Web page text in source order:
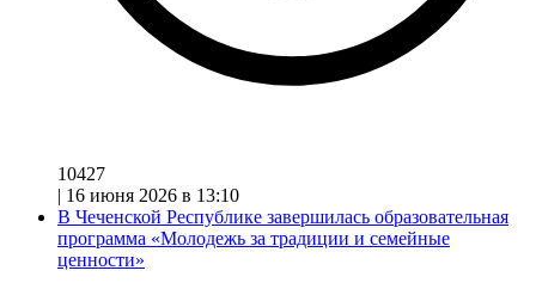
10427
16 июня 2026 в 13:10
В Чеченской Республике завершилась образовательная
программа «Молодежь за традиции и семейные
ценности»